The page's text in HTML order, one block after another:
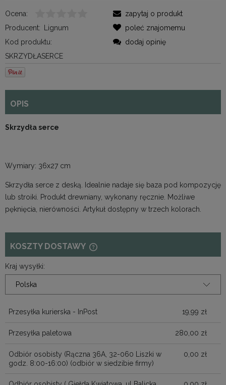
Ocena:
Producent:
Lignum
Kod produktu:
SKRZYDŁASERCE
zapytaj o produkt
poleć znajomemu
dodaj opinię
OPIS
Skrzydła serce
Wymiary: 36x27 cm
Skrzydła serce z deską. Idealnie nadaje się baza pod kompozycję
lub stroiki. Produkt drewniany, wykonany ręcznie. Możliwe
pęknięcia, nierówności. Artykuł dostępny w trzech kolorach.
KOSZTY DOSTAWY
Kraj wysyłki:
Przesyłka kurierska - InPost 19,99 zł
Przesyłka paletowa 280,00 zł
Odbiór osobisty (Rączna 36A, 32-060 Liszki w
godz. 8:00-16:00) (odbiór w siedzibie firmy)
0,00 zł